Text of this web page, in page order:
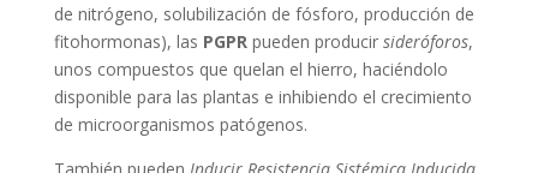
de nitrógeno, solubilización de fósforo, producción de
fitohormonas), las PGPRpueden producir sideróforos,
unos compuestos que quelan el hierro, haciéndolo
disponible para las plantas e inhibiendo el crecimiento
de microorganismos patógenos.